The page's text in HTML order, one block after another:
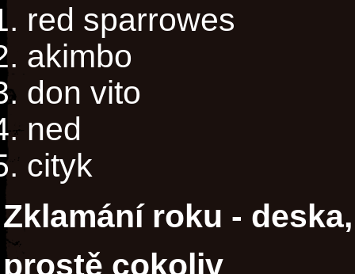
red sparrowes
akimbo
don vito
ned
cityk
Zklamání roku -
prostě cokoliv